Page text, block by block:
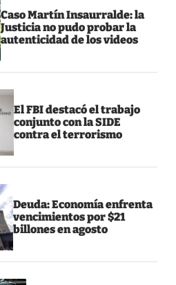
Caso Martín Insaurralde: la
Justicia no pudo probar la
autenticidad de los videos
El FBI destacó el trabajo
conjunto con la SIDE
contra el terrorismo
Deuda: Economía enfrenta
vencimientos por $21
billones en agosto